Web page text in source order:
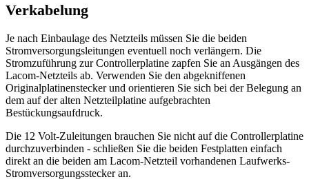
Verkabelung
Je nach Einbaulage des Netzteils müssen Sie die beiden
Stromversorgungsleitungen eventuell noch verlängern. Die
Stromzuführung zur Controllerplatine zapfen Sie an Ausgängen des
Lacom-Netzteils ab. Verwenden Sie den abgekniffenen
Originalplatinenstecker und orientieren Sie sich bei der Belegung an
dem auf der alten Netzteilplatine aufgebrachten
Bestückungsaufdruck.
Die 12 Volt-Zuleitungen brauchen Sie nicht auf die Controllerplatine
durchzuverbinden - schließen Sie die beiden Festplatten einfach
direkt an die beiden am Lacom-Netzteil vorhandenen Laufwerks-
Stromversorgungsstecker an.